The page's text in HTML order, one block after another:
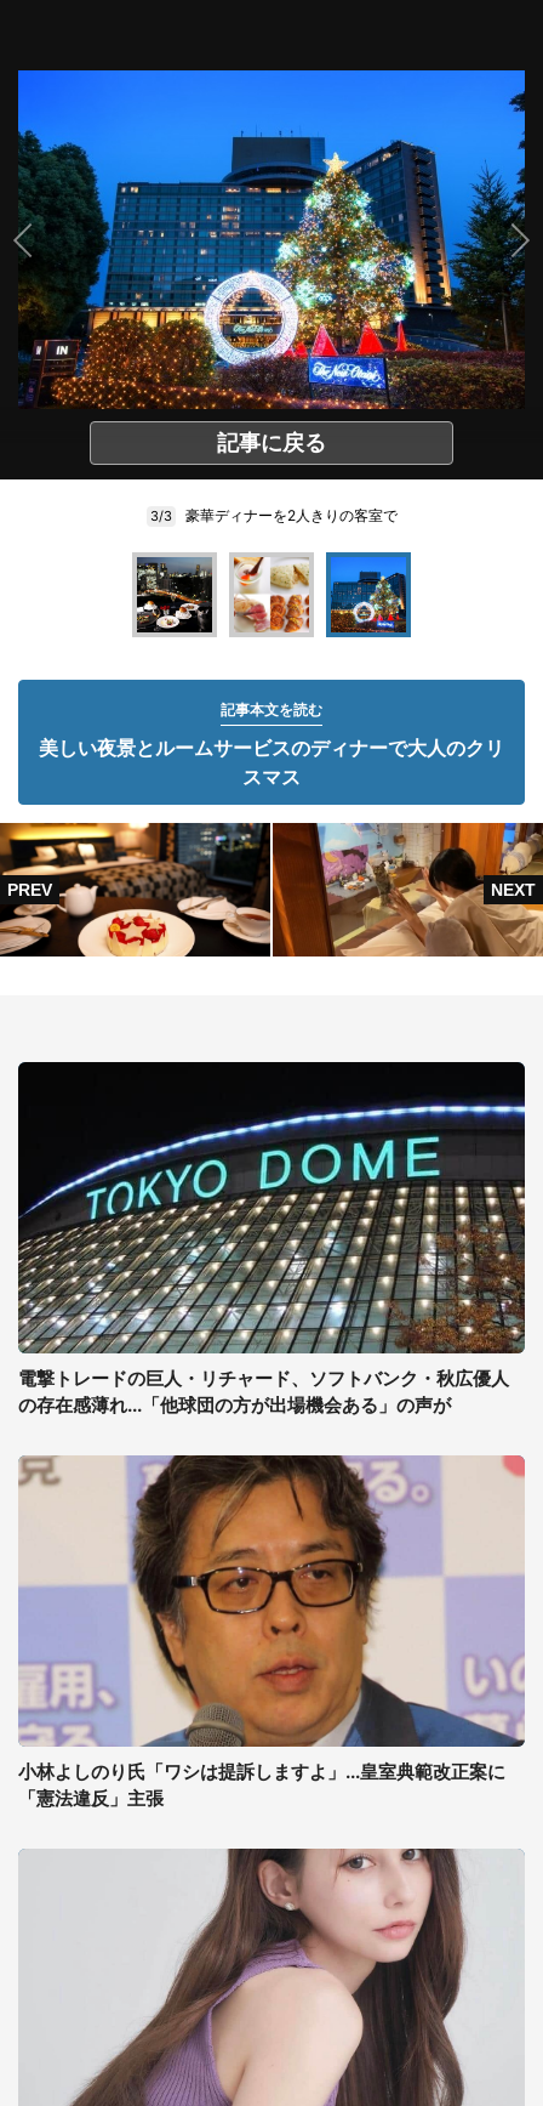
記事に戻る
3/3 豪華ディナーを2人きりの客室で
記事本文を読む
美しい夜景とルームサービスのディナーで大人のクリ
スマス
電撃トレードの巨人・リチャード、ソフトバンク・秋広優人
の存在感薄れ...「他球団の方が出場機会ある」の声が
小林よしのり氏「ワシは提訴しますよ」...皇室典範改正案に
「憲法違反」主張